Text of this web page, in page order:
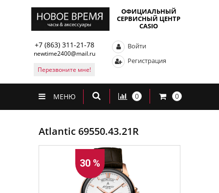
ОФИЦИАЛЬНЫЙ
СЕРВИСНЫЙ ЦЕНТР
CASIO
+7 (863) 311-21-78
newtime2400@mail.ru
Перезвоните мне!
Войти
Регистрация
МЕНЮ 0 0
Atlantic 69550.43.21R
30 %